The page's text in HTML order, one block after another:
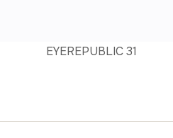
EYEREPUBLIC 31